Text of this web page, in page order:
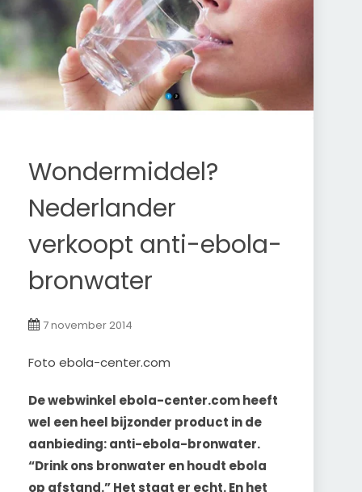
Wondermiddel?
Nederlander
verkoopt anti-ebola-
bronwater
7 november 2014
Foto ebola-center.com
De webwinkel ebola-center.com heeft
wel een heel bijzonder product in de
aanbieding: anti-ebola-bronwater.
“Drink ons bronwater en houdt ebola
op afstand.” Het staat er echt. En het